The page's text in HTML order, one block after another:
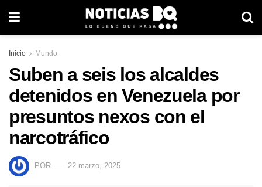
Inicio Mundo
Suben a seis los alcaldes
detenidos en Venezuela por
presuntos nexos con el
narcotráfico
POR 22 marzo, 2025